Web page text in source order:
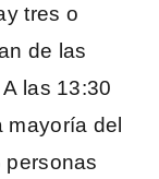
tres o
de las
las 13:30
del
personas